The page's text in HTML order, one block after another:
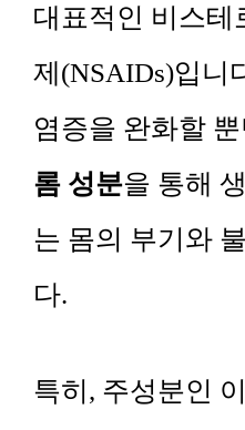
대표적인 비스테
제(NSAIDs)입니
염증을 완화할
롬 성분을 통해
는 몸의 부기와
다.
특히, 주성분인